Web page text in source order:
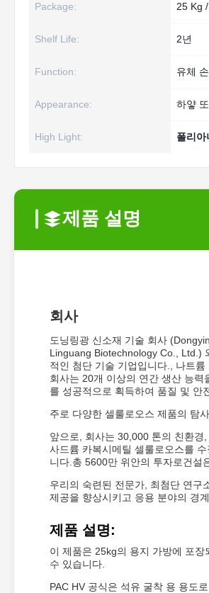
Package: 25 Kg
Shelf Life: 2년
Function: 유체
Appearance: 하얗
High Light: 폴리아
제품 설명
회사
도닝링광 신소재 기술 회사
Linguang Biotechnology Co., Ltd.)
적인 첨단 기술 기업입니다., 나트
회사는 20개 이상의 연간 생산 능
를 성공적으로 획득하여 품질 및 안
주로 다양한 셀룰로오스 제품의 탐
앞으로, 회사는 30,000 톤의 친환경
사드륨 카복시메틸 셀룰로오스를
니다.총 5600만 위안의 투자로건설
우리의 숙련된 전문가, 최첨단 연구
제공을 향상시키고 응용 분야의 경계
제품 설명:
이 제품은 25kg의 용지 가방에 포
수 있습니다.
PAC HV 공식은 석유 굴착 용 용도